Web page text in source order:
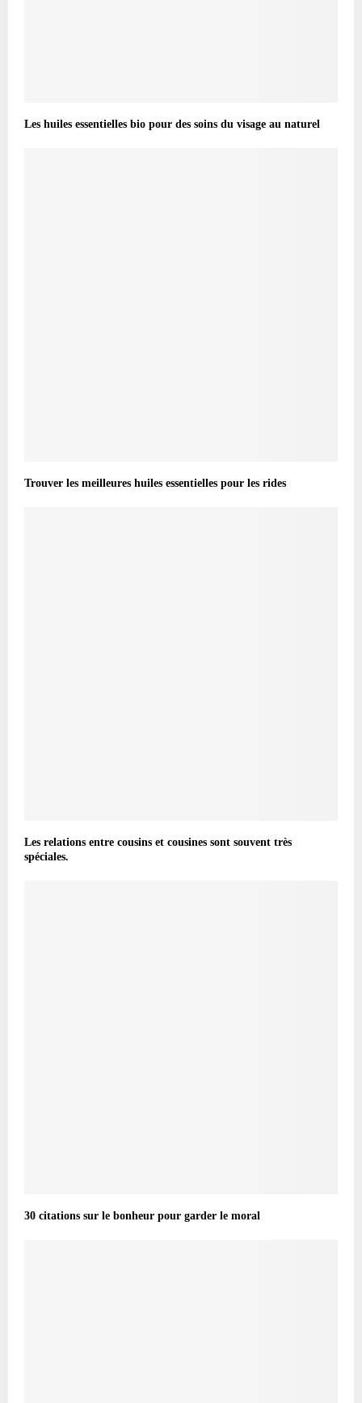
Les huiles essentielles bio pour des soins du visage au naturel
Trouver les meilleures huiles essentielles pour les rides
Les relations entre cousins et cousines sont souvent très
spéciales.
30 citations sur le bonheur pour garder le moral